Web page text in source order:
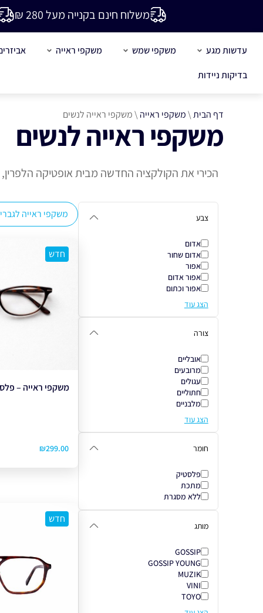
משלוח חינם בקנייה מעל 280 ₪
עדשות מגע משקפי שמש משקפי ראייה
בדיקות ניידות
דף הבית\משקפי ראייה \משקפי ראייה לנשים
משקפי ראייה לנשים
הכירי את הקולקציה החדשה מבית אופטיקה הלפרין,
צבע
אדום
אדום שחור
אפור
אפור אדום
אפור וכתום
הצג עוד
צורה
אובליים
מרובעים
עגולים
חתוליים
מלבניים
הצג עוד
חומר
פלסטיק
מתכת
ללא מסגרת
מותג
GOSSIP
GOSSIP YOUNG
MUZIK
VINI
TOYO
משקפי ראייה
חדש
משקפי ראייה –
₪299.00
חדש